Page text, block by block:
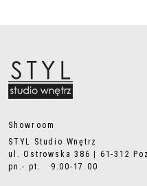
Showroom
STYL Studio Wnętrz
ul. Ostrowska 386 | 61-312
pn.- pt. 9.00-17.00